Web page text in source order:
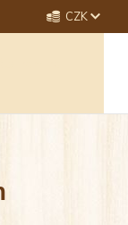
CZK